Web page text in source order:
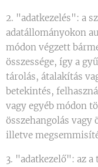
2. "adatkezelés": a
adatállományokon
módon végzett
összessége, így a
tárolás, átalakítás
betekintés,
vagy egyéb módon
összehangolás vagy
illetve
3. "adatkezelő": az a